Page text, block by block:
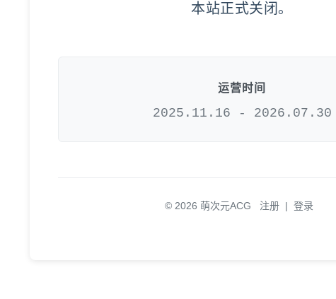
本站正式关闭。
运营时间
2025.11.16 - 2026.07.30
© 2026 萌次元ACG 注册 | 登录